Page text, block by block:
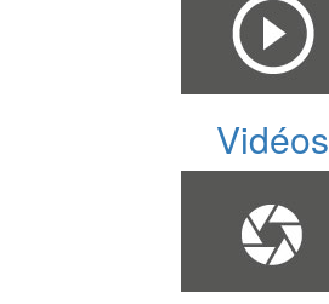
Vidéos